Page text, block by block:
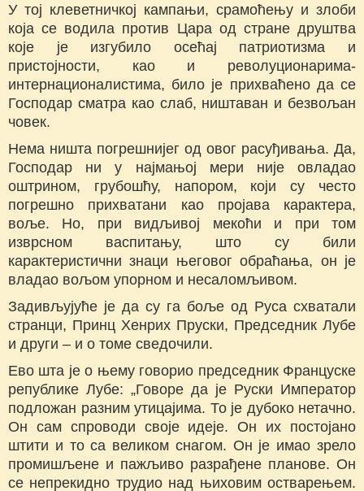
У тој клеветничкој кампањи, срамоћењу и злоби
која се водила против Цара од стране друштва
које је изгубило осећај патриотизма и
пристојности, као и револуционарима-
интернационалистима, било је прихваћено да се
Господар сматра као слаб, ништаван и безвољан
човек.
Нема ништа погрешнијег од овог расуђивања. Да,
Господар ни у најмањој мери није овладао
оштрином, грубошћу, напором, који су често
погрешно прихватани као пројава карактера,
воље. Но, при видљивој мекоћи и при том
изврсном васпитању, што су били
карактеристични знаци његовог обраћања, он је
владао вољом упорном и несаломљивом.
Задивљујуће је да су га боље од Руса схватали
странци, Принц Хенрих Пруски, Председник Лубе
и други – и о томе сведочили.
Ево шта је о њему говорио председник Француске
републике Лубе: „Говоре да је Руски Император
подложан разним утицајима. То је дубоко нетачно.
Он сам спроводи своје идеје. Он их постојано
штити и то са великом снагом. Он је имао зрело
промишљене и пажљиво разрађене планове. Он
се непрекидно трудио над њиховим остварењем.